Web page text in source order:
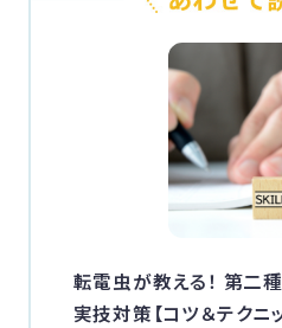
転電虫が教える！ 第二
実技対策【コツ＆テクニ